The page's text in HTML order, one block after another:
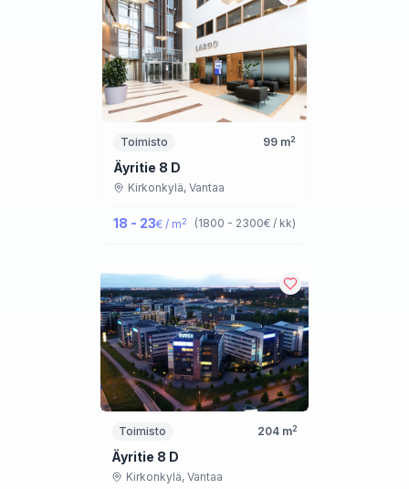
Toimisto 99 m2
Äyritie 8 D
Kirkonkylä, Vantaa
18 - 23€ / m2 (1800 - 2300€ / kk)
Toimisto 204 m2
Äyritie 8 D
Kirkonkylä, Vantaa